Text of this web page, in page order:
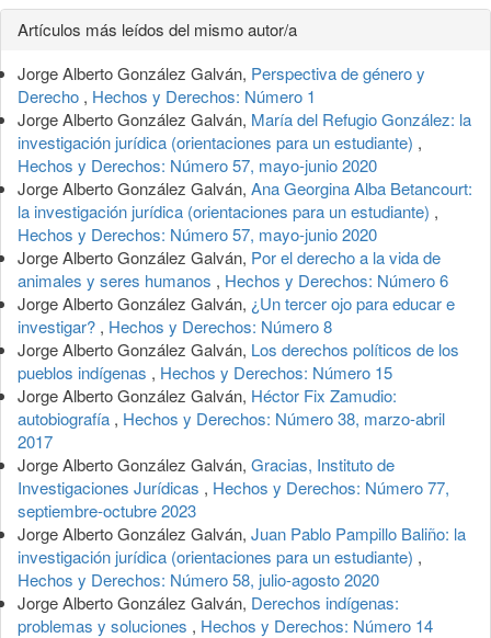
Detalles
del
artículo
Artículos más leídos del mismo autor/a
Jorge Alberto González Galván, Perspectiva de género y
Derecho , Hechos y Derechos: Número 1
Jorge Alberto González Galván, María del Refugio González: la
investigación jurídica (orientaciones para un estudiante) ,
Hechos y Derechos: Número 57, mayo-junio 2020
Jorge Alberto González Galván, Ana Georgina Alba Betancourt:
la investigación jurídica (orientaciones para un estudiante) ,
Hechos y Derechos: Número 57, mayo-junio 2020
Jorge Alberto González Galván, Por el derecho a la vida de
animales y seres humanos , Hechos y Derechos: Número 6
Jorge Alberto González Galván, ¿Un tercer ojo para educar e
investigar? , Hechos y Derechos: Número 8
Jorge Alberto González Galván, Los derechos políticos de los
pueblos indígenas , Hechos y Derechos: Número 15
Jorge Alberto González Galván, Héctor Fix Zamudio:
autobiografía , Hechos y Derechos: Número 38, marzo-abril
2017
Jorge Alberto González Galván, Gracias, Instituto de
Investigaciones Jurídicas , Hechos y Derechos: Número 77,
septiembre-octubre 2023
Jorge Alberto González Galván, Juan Pablo Pampillo Baliño: la
investigación jurídica (orientaciones para un estudiante) ,
Hechos y Derechos: Número 58, julio-agosto 2020
Jorge Alberto González Galván, Derechos indígenas:
problemas y soluciones , Hechos y Derechos: Número 14